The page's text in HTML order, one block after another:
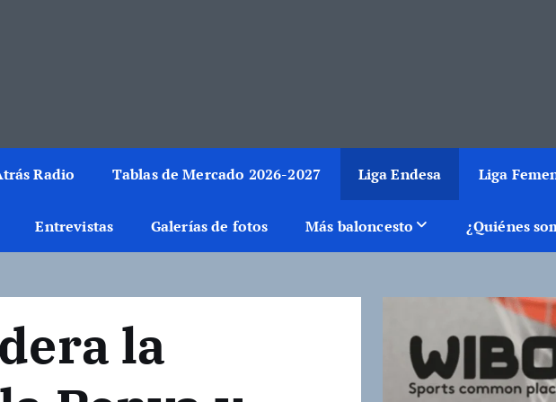
Radio Tablas de Mercado 2026-2027 Liga Endesa Liga
Entrevistas Galerías de fotos Más baloncesto ¿Quiénes
la